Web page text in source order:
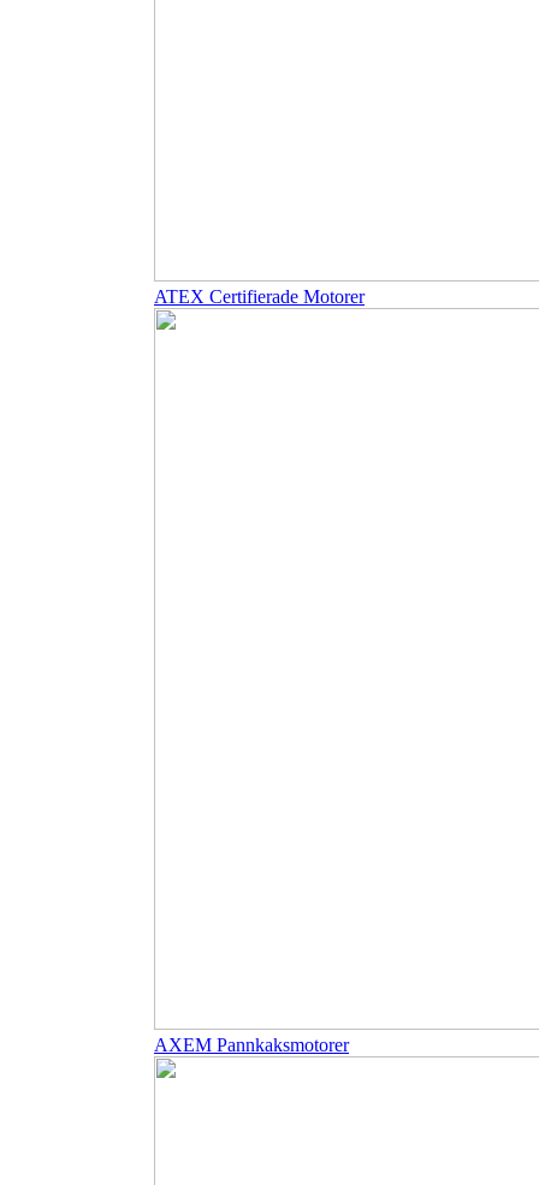
ATEX Certifierade Motorer
AXEM Pannkaksmotorer